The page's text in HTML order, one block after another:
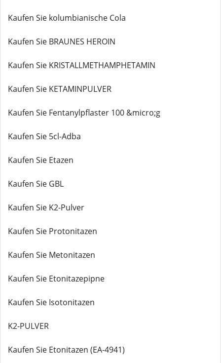
Kaufen Sie kolumbianische Cola
Kaufen Sie BRAUNES HEROIN
Kaufen Sie KRISTALLMETHAMPHETAMIN
Kaufen Sie KETAMINPULVER
Kaufen Sie Fentanylpflaster 100 &micro;g
Kaufen Sie 5cl-Adba
Kaufen Sie Etazen
Kaufen Sie GBL
Kaufen Sie K2-Pulver
Kaufen Sie Protonitazen
Kaufen Sie Metonitazen
Kaufen Sie Etonitazepipne
Kaufen Sie Isotonitazen
K2-PULVER
Kaufen Sie Etonitazen (EA-4941)